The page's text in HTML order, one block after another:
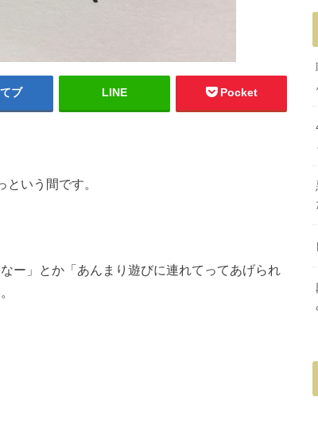
ブ LINE Pocket
いう間です。
ー」とか「あんまり遊びに連れてってあげられ